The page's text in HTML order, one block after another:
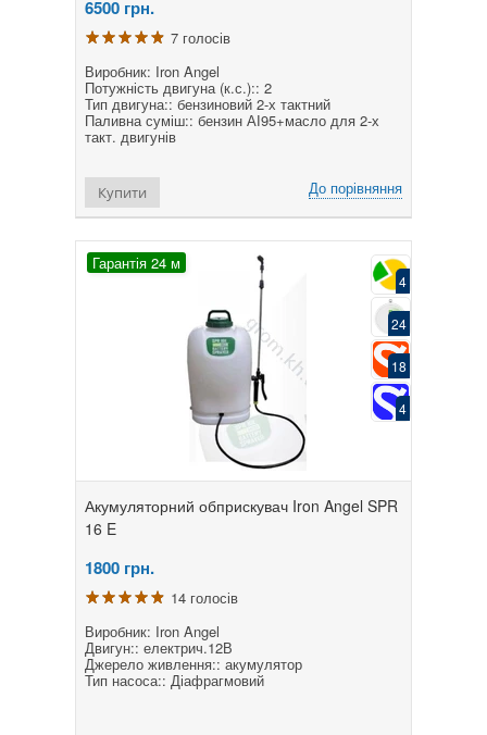
6500 грн.
7 голосів
Виробник: Iron Angel
Потужність двигуна (к.с.):: 2
Тип двигуна:: бензиновий 2-х тактний
Паливна суміш:: бензин АІ95+масло для 2-х
такт. двигунів
До порівняння
Купити
Гарантія 24 м
4
24
18
4
Акумуляторний обприскувач Iron Angel SPR
16 E
1800 грн.
14 голосів
Виробник: Iron Angel
Двигун:: електрич.12В
Джерело живлення:: акумулятор
Тип насоса:: Діафрагмовий